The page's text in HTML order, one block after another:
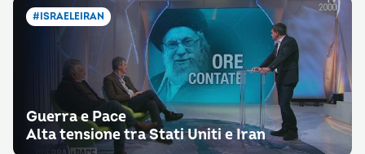
#ISRAELEIRAN
Guerra e Pace
Alta tensione tra Stati Uniti e Iran